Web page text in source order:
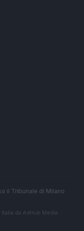
il Tribunale di Milano
da AdHub Media